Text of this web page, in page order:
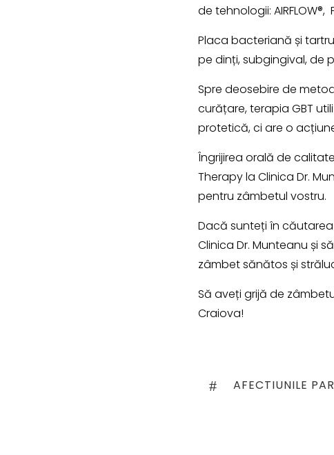
de tehnologii: AIRFLOW®,
Placa bacteriană și
pe dinți, subgingival, de
Spre deosebire de
curățare, terapia GBT
protetică, ci are o
Îngrijirea orală de
Therapy la Clinica Dr.
pentru zâmbetul vostru.
Dacă sunteți în
Clinica Dr. Munteanu și
zâmbet sănătos și
Să aveți grijă de
Craiova!
Post
PREVIOUS
AFECTIUNILE